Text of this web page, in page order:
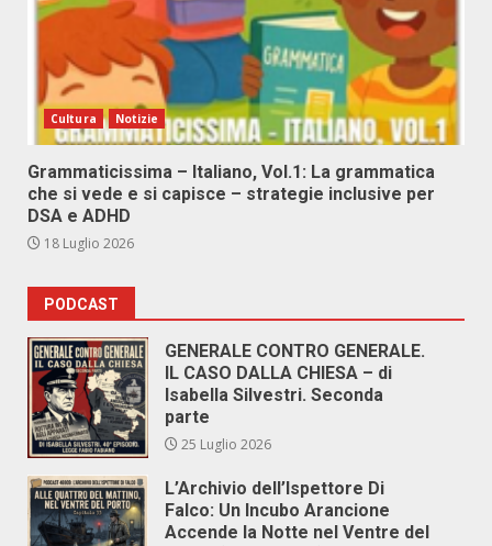
Cultura Notizie
Grammaticissima – Italiano, Vol.1: La grammatica
che si vede e si capisce – strategie inclusive per
DSA e ADHD
18 Luglio 2026
PODCAST
GENERALE CONTRO GENERALE.
IL CASO DALLA CHIESA – di
Isabella Silvestri. Seconda
parte
25 Luglio 2026
L’Archivio dell’Ispettore Di
Falco: Un Incubo Arancione
Accende la Notte nel Ventre del